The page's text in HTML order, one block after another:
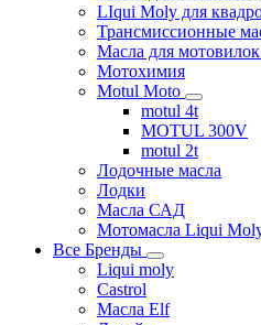
LIqui Moly для
Трансмиссионные
Масла для
Мотохимия
Motul Moto
motul 4t
MOTUL 300V
motul 2t
Лодочные масла
Лодки
Масла САД
Мотомасла Liqui
Все Бренды
Liqui moly
Castrol
Масла Elf